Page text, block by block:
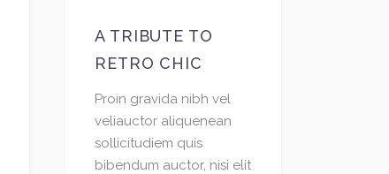
A TRIBUTE TO
RETRO CHIC
Proin gravida nibh vel
veliauctor aliquenean
sollicitudiem quis
bibendum auctor, nisi elit